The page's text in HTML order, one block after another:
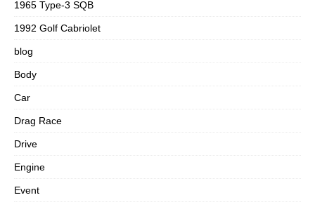
1965 Type-3 SQB
1992 Golf Cabriolet
blog
Body
Car
Drag Race
Drive
Engine
Event